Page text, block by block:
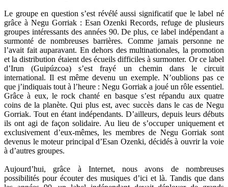
Le groupe en question s’est révélé aussi significatif que le label né
grâce à Negu Gorriak : Esan Ozenki Records, refuge de plusieurs
groupes intéressants des années 90. De plus, ce label indépendant a
surmonté de nombreuses barrières. Comme jamais personne ne
l’avait fait auparavant. En dehors des multinationales, la promotion
et la distribution étaient des écueils difficiles à surmonter. Or ce label
d’Irun (Guipúzcoa) s’est frayé un chemin dans le circuit
international. Il est même devenu un exemple. N’oublions pas ce
que j’indiquais tout à l’heure : Negu Gorriak a joué un rôle essentiel.
Grâce à eux, le rock chanté en basque s’est répandu aux quatre
coins de la planète. Qui plus est, avec succès dans le cas de Negu
Gorriak. Tout en étant indépendants. D’ailleurs, depuis leurs débuts
ils ont agi de façon solidaire. Au lieu de s’occuper uniquement et
exclusivement d’eux-mêmes, les membres de Negu Gorriak sont
devenus le moteur principal d’Esan Ozenki, décidés à ouvrir la voie
à d’autres groupes.
Aujourd’hui, grâce à Internet, nous avons de nombreuses
possibilités pour écouter des musiques d’ici et là. Tandis que dans